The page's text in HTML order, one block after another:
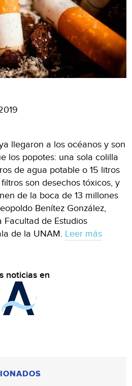
llegaron a los océanos y son
los popotes: una sola colilla
de agua potable o 15 litros
son desechos tóxicos, y
de la boca de 13 millones
Benítez González,
Facultad de Estudios
de la UNAM. Leer más
noticias en